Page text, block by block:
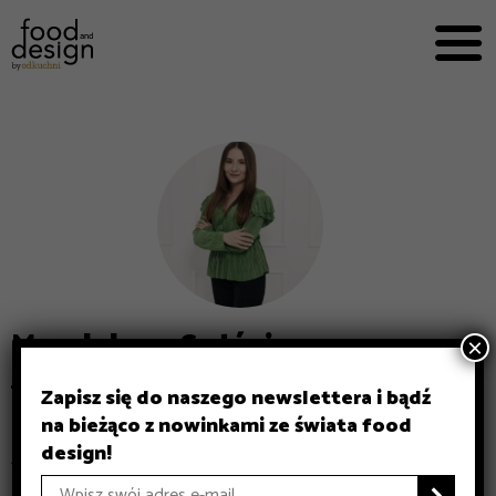


WORKING
E-BOOKS
ABOUT US
Magdalena Sołśnia
Artykuły:
Zapisz się do naszego newslettera i bądź
na bieżąco z nowinkami ze świata food
design!
×